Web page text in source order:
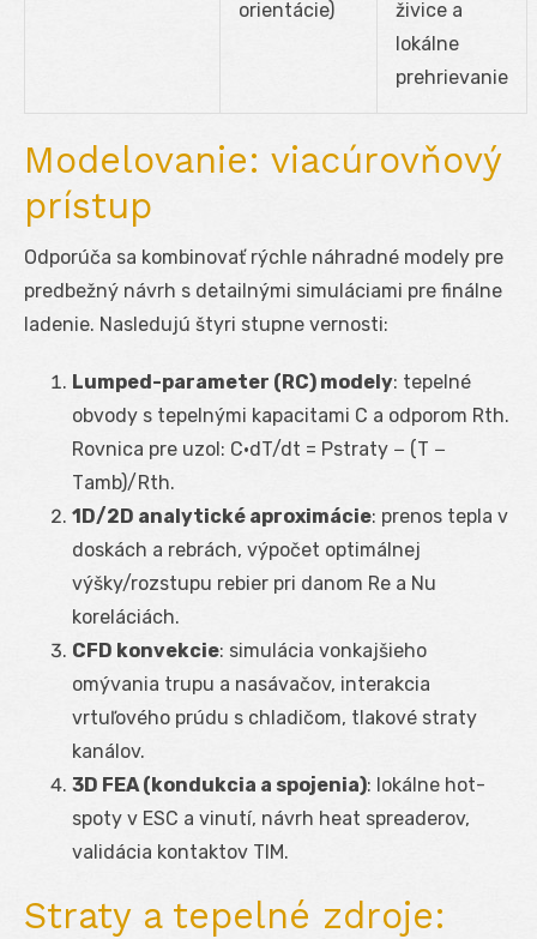
orientácie)
živice a
lokálne
prehrievanie
Modelovanie: viacúrovňový
prístup
Odporúča sa kombinovať rýchle náhradné modely pre
predbežný návrh s detailnými simuláciami pre finálne
ladenie. Nasledujú štyri stupne vernosti:
Lumped-parameter (RC) modely: tepelné
obvody s tepelnými kapacitami C a odporom Rth.
Rovnica pre uzol: C·dT/dt = Pstraty − (T −
Tamb)/Rth.
1D/2D analytické aproximácie: prenos tepla v
doskách a rebrách, výpočet optimálnej
výšky/rozstupu rebier pri danom Re a Nu
koreláciách.
CFD konvekcie: simulácia vonkajšieho
omývania trupu a nasávačov, interakcia
vrtuľového prúdu s chladičom, tlakové straty
kanálov.
3D FEA (kondukcia a spojenia): lokálne hot-
spoty v ESC a vinutí, návrh heat spreaderov,
validácia kontaktov TIM.
Straty a tepelné zdroje: